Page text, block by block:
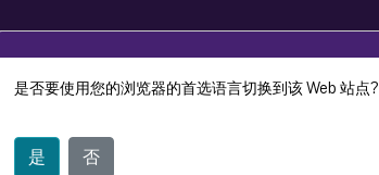
此内容已经过机器动态翻译。
是否要使用您的浏览器的首选语言切换到该 Web 站点?
是 否